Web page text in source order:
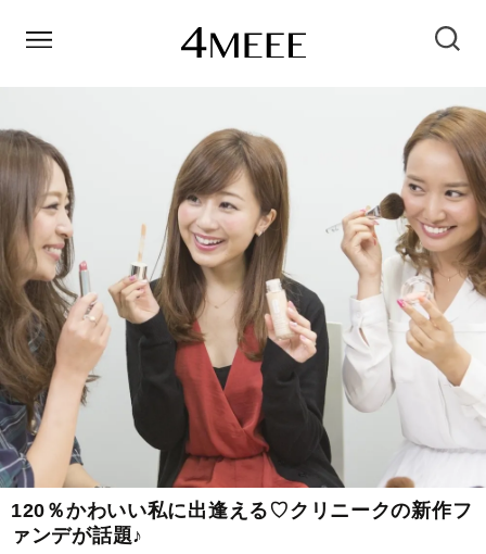
120％かわいい私に出逢える♡クリニークの新作フ
ァンデが話題♪